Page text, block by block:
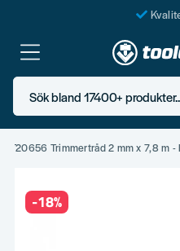
Fraktfritt
En
Butik
Sök bland 17400+ produkter..
DT20656 Trimmertråd 2 mm x 7,8 m
-18%